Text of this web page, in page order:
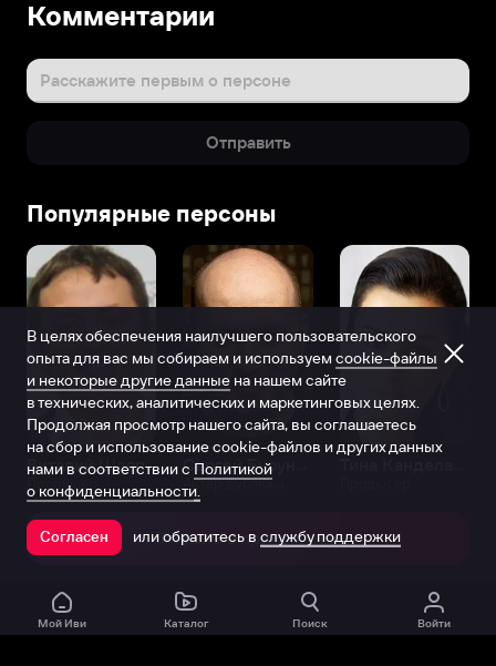
Комментарии
Расскажите первым о персоне
Отправить
Популярные персоны
Виталий Шляппо
Продюсер Актёр дубляжа
Открыть в приложении
Мой Иви Каталог Поиск Войти
В целях обеспечения наилучшего пользовательского
опыта для вас мы собираем и используем cookie-файлы
и некоторые другие данные на нашем сайте
в технических, аналитических и маркетинговых целях.
Продолжая просмотр нашего сайта, вы соглашаетесь
на сбор и использование cookie-файлов и других данных
нами в соответствии с Политикой
о конфиденциальности.
Согласен или обратитесь в службу поддержки